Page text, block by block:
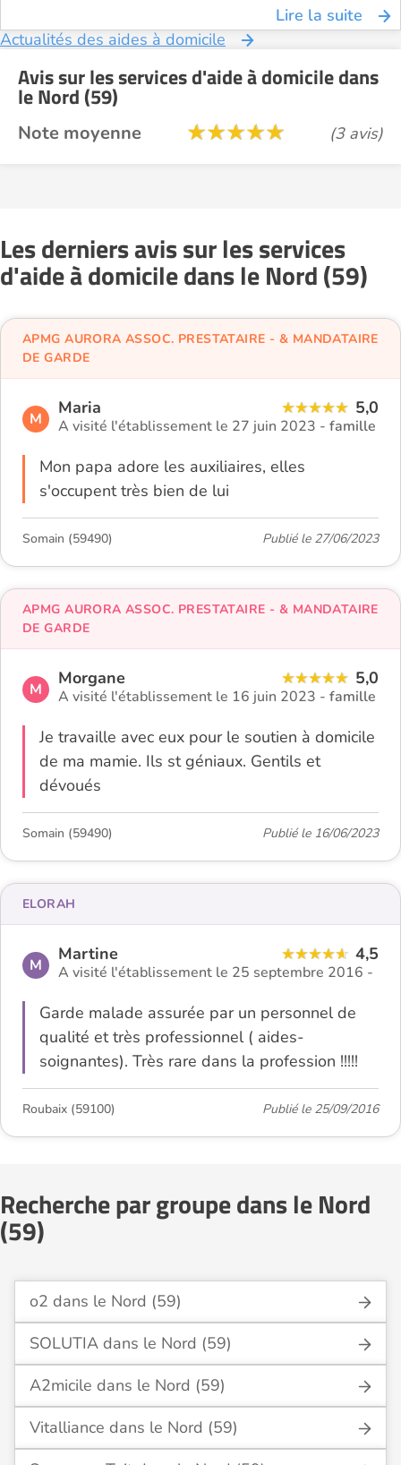
Lire la suite
Actualités des aides à domicile
Avis sur les services d'aide à domicile dans
le Nord (59)
Note moyenne (3 avis)
Les derniers avis sur les services
d'aide à domicile dans le Nord (59)
M
Maria 5,0
A visité l'établissement le 27 juin 2023 - famille
Mon papa adore les auxiliaires, elles
s'occupent très bien de lui
APMG AURORA ASSOC. PRESTATAIRE - & MANDATAIRE
DE GARDE
Somain (59490) Publié le 27/06/2023
M
Morgane 5,0
A visité l'établissement le 16 juin 2023 - famille
Je travaille avec eux pour le soutien à domicile
de ma mamie. Ils st géniaux. Gentils et
dévoués
APMG AURORA ASSOC. PRESTATAIRE - & MANDATAIRE
DE GARDE
Somain (59490) Publié le 16/06/2023
M
Martine 4,5
A visité l'établissement le 25 septembre 2016 -
Garde malade assurée par un personnel de
qualité et très professionnel ( aides-
soignantes). Très rare dans la profession !!!!!
ELORAH
Roubaix (59100) Publié le 25/09/2016
Recherche par groupe dans le Nord
(59)
o2 dans le Nord (59)
SOLUTIA dans le Nord (59)
A2micile dans le Nord (59)
Vitalliance dans le Nord (59)